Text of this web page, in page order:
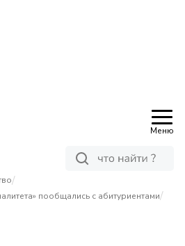
Меню
/
пообщались с абитуриентами/